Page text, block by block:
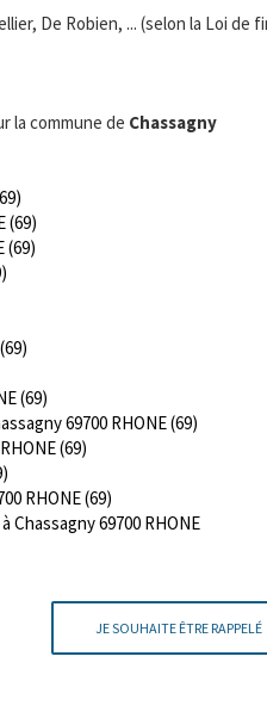
De Robien, ... (selon la Loi de
la commune de Chassagny
(69)
(69)
(69)
69700 RHONE (69)
(69)
RHONE (69)
69700 RHONE
JE SOUHAITE ÊTRE RAPPELÉ